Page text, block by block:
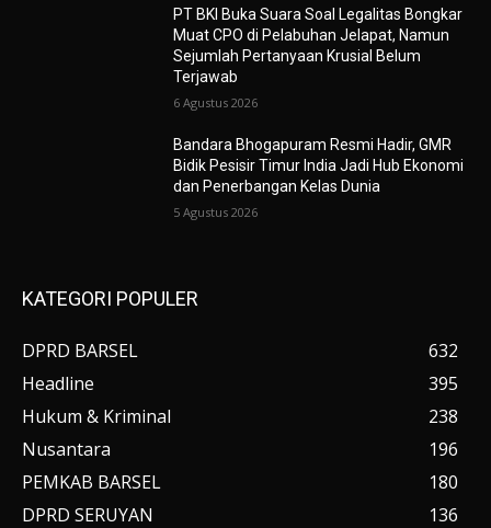
PT BKI Buka Suara Soal Legalitas Bongkar
Muat CPO di Pelabuhan Jelapat, Namun
Sejumlah Pertanyaan Krusial Belum
Terjawab
6 Agustus 2026
Bandara Bhogapuram Resmi Hadir, GMR
Bidik Pesisir Timur India Jadi Hub Ekonomi
dan Penerbangan Kelas Dunia
5 Agustus 2026
KATEGORI POPULER
DPRD BARSEL
632
Headline
395
Hukum & Kriminal
238
Nusantara
196
PEMKAB BARSEL
180
DPRD SERUYAN
136